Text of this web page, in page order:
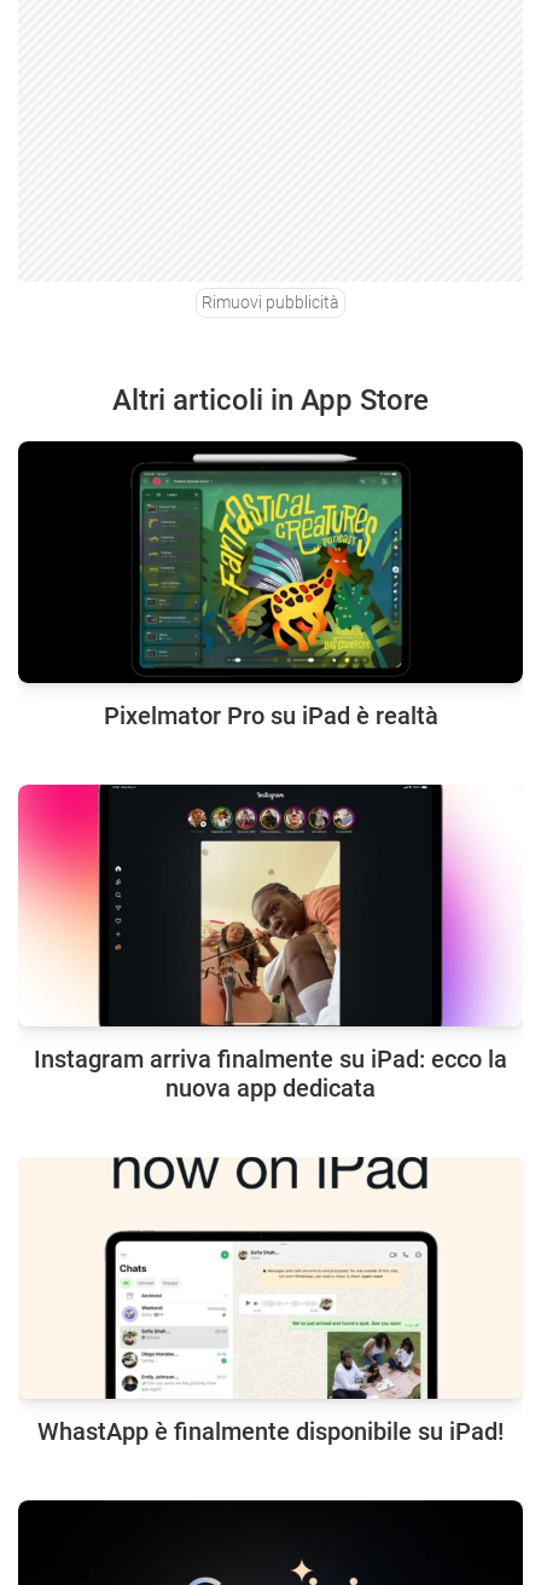
Rimuovi pubblicità
Altri articoli in App Store
Pixelmator Pro su iPad è realtà
Instagram arriva finalmente su iPad: ecco la
nuova app dedicata
WhastApp è finalmente disponibile su iPad!